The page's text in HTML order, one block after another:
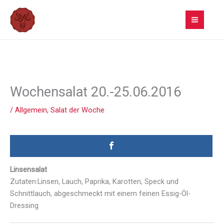
Inhalt
springen
Wochensalat 20.-25.06.2016
/ Allgemein, Salat der Woche
Linsensalat
Zutaten:Linsen, Lauch, Paprika, Karotten, Speck und
Schnittlauch, abgeschmeckt mit einem feinen Essig-Öl-
Dressing